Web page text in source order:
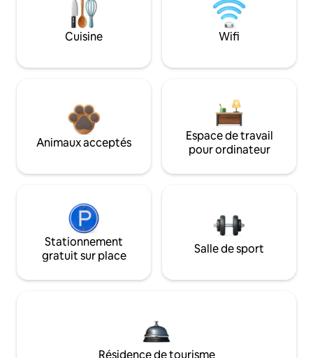
Cuisine Wifi
Animaux acceptés
Espace de travail
pour ordinateur
Stationnement
gratuit sur place
Salle de sport
Résidence de tourisme